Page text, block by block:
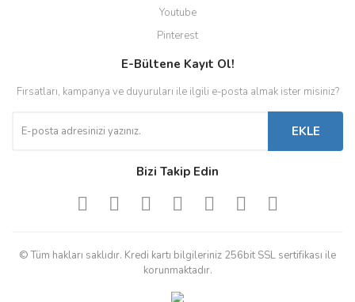
Youtube
Pinterest
E-Bültene Kayıt Ol!
Fırsatları, kampanya ve duyuruları ile ilgili e-posta almak ister misiniz?
EKLE
Bizi Takip Edin
© Tüm hakları saklıdır. Kredi kartı bilgileriniz 256bit SSL sertifikası ile
korunmaktadır.